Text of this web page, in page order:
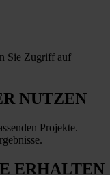
Sie Zugriff auf
NUTZEN
Projekte.
ERHALTEN